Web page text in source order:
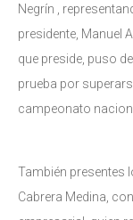
Negrín ,
presidente, Manuel
que preside, puso
prueba por
campeonato
También presentes
Cabrera Medina,